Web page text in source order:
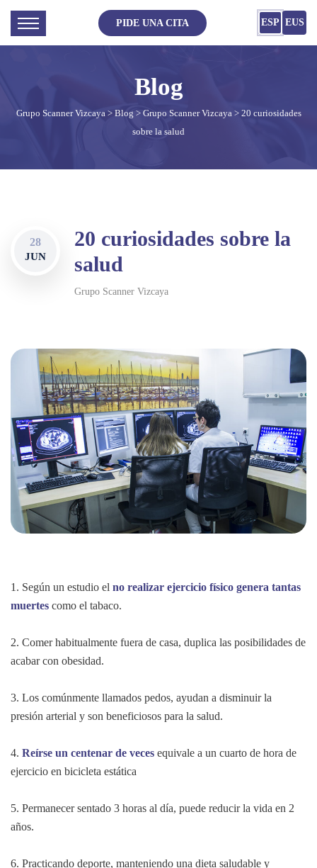
PIDE UNA CITA ESP EUS
Grupo Scanner Vizcaya> Blog > Grupo Scanner Vizcaya> 20 curiosidades
sobre la salud
28
JUN
20 curiosidades sobre la
salud
Grupo Scanner Vizcaya
1. Según un estudio el no realizar ejercicio físico genera tantas
muertes como el tabaco.
2. Comer habitualmente fuera de casa, duplica las posibilidades de
acabar con obesidad.
3. Los comúnmente llamados pedos, ayudan a disminuir la
presión arterial y son beneficiosos para la salud.
4. Reírse un centenar de veces equivale a un cuarto de hora de
ejercicio en bicicleta estática
5. Permanecer sentado 3 horas al día, puede reducir la vida en 2
años.
6. Practicando deporte, manteniendo una dieta saludable y